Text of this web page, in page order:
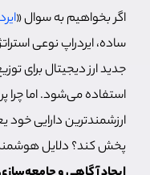
اگر بخواهیم به سوال «
ساده، ایردراپ نوعی
جدید ارز دیجیتال برای
استفاده می‌شود. اما چرا
ارزشمندترین دارایی
پخش کند؟ دلایل